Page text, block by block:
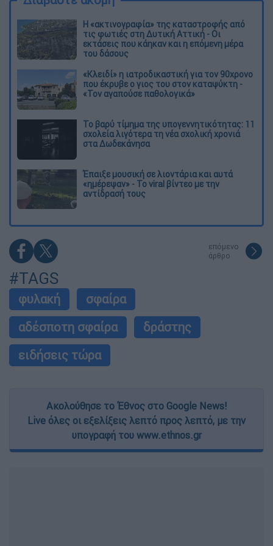
Η «ακτινογραφία» της καταστροφής από
τις φωτιές στη Δυτική Αττική - Οι
εκτάσεις που κάηκαν και η επόμενη μέρα
του δάσους
«Κλειδί» η ιατροδικαστική για τον 90χρονο
που έκρυβε ο γιος του στον καταψύκτη -
«Τον αγαπούσε παθολογικά»
Το βαρύ τίμημα της υπογεννητικότητας: 11
σχολεία λιγότερα τη νέα σχολική χρονιά
στα Δωδεκάνησα
Έπαιξε μουσική σε λιοντάρια και αυτά
«ημέρεψαν» - Το viral βίντεο με την
αντίδρασή τους
επόμενο
άρθρο
#TAGS
φυλακή
σφαίρα
αδέσποτη σφαίρα
δράστης
ειδήσεις τώρα
Ακολούθησε το Έθνος στο Google News!
Live όλες οι εξελίξεις λεπτό προς λεπτό, με την
υπογραφή του www.ethnos.gr